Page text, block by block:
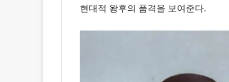
현대적 왕후의 품격을 보여준다.